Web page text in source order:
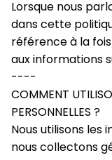
Lorsque nous
dans cette
référence à la
aux informations
----
COMMENT
PERSONNELLES ?
Nous utilisons
nous collectons